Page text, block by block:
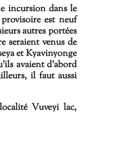
incursion dans le
est neuf
autres portées
seraient venus de
et Kyavinyonge
avaient d'abord
il faut aussi
Vuveyi lac,